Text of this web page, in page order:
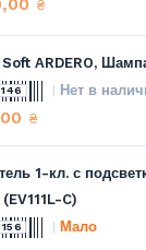
₴
ARDERO,
Нет в
₴
1-кл. с
C)
Мало